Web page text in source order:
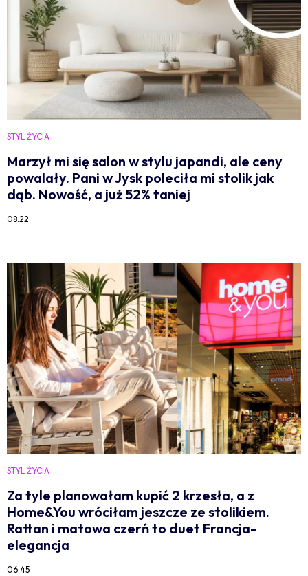
STYL ŻYCIA
Marzył mi się salon w stylu japandi, ale ceny
powalały. Pani w Jysk poleciła mi stolik jak
dąb. Nowość, a już 52% taniej
08:22
STYL ŻYCIA
Za tyle planowałam kupić 2 krzesła, a z
Home&You wróciłam jeszcze ze stolikiem.
Rattan i matowa czerń to duet Francja-
elegancja
06:45